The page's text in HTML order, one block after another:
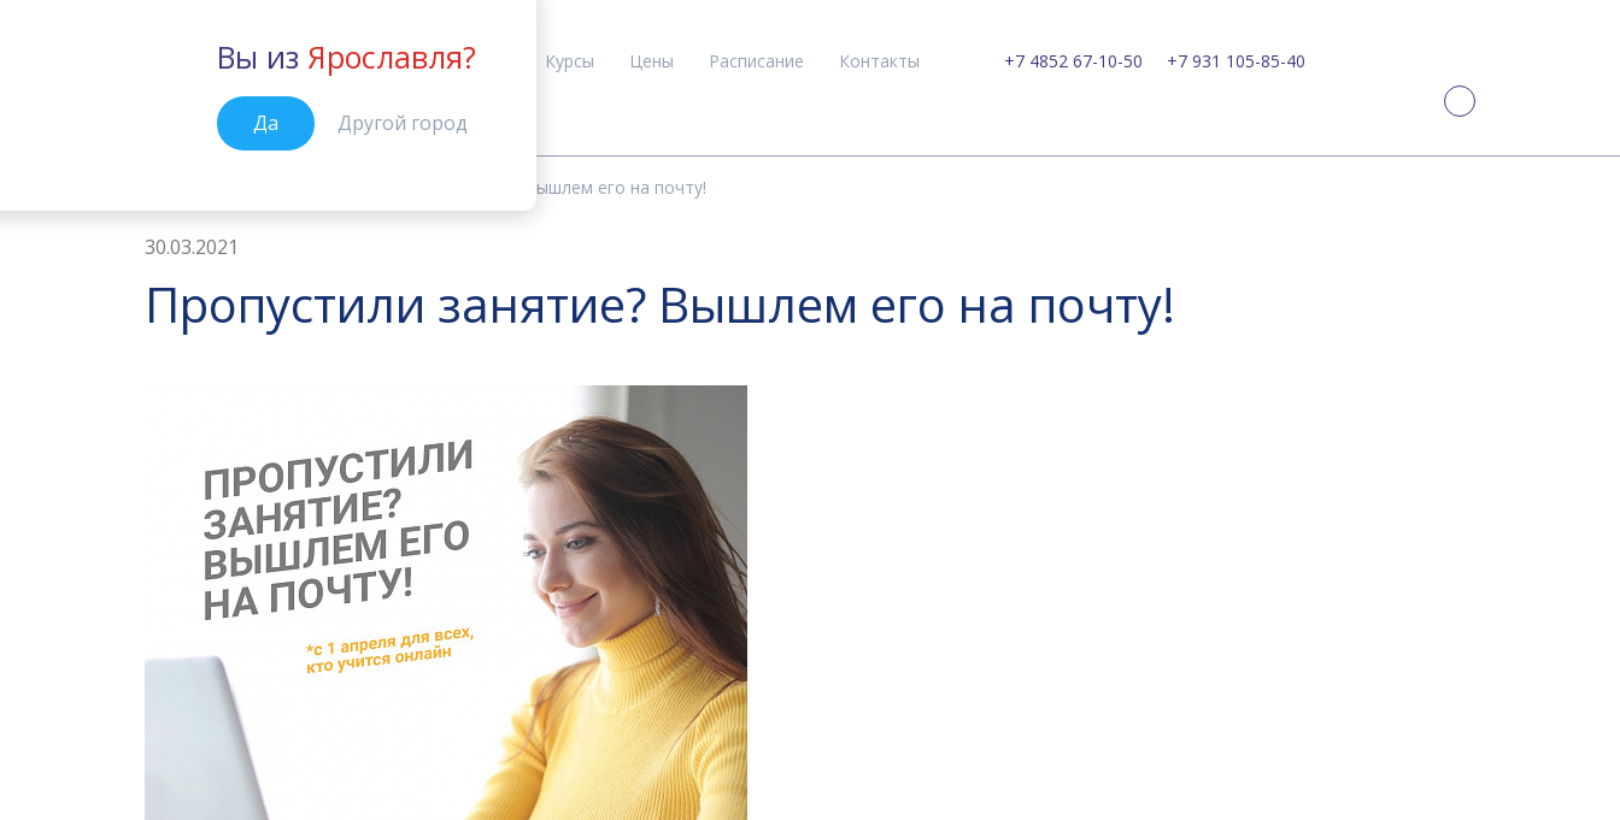
Ярославль
Вы из Ярославля?
Да Другой город
Курсы Цены Расписание Контакты +7 4852 67-10-50 +7 931 105-85-40
Пропустили занятие? Вышлем его на почту!
30.03.2021
Пропустили занятие? Вышлем его на почту!